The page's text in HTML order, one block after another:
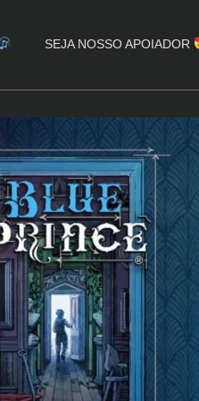
SEJA NOSSO APOIADOR